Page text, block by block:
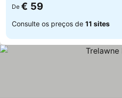
De € 59
Consulte os preços de 11 sites